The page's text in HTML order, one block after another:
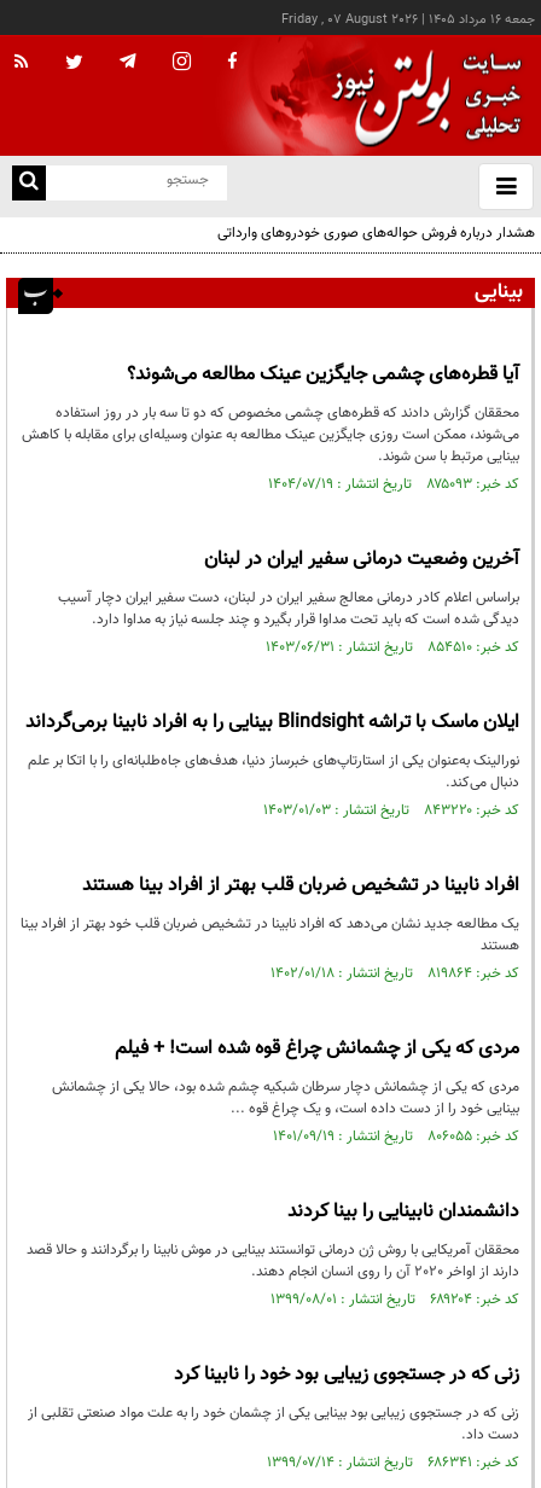
جمعه ۱۶ مرداد ۱۴۰۵ |
Friday , 07 August 2026
باز
و
هشدار درباره فروش حواله‌های صوری خودروهای وارداتی
بینایی
آیا قطره‌های چشمی جایگزین عینک مطالعه می‌شوند؟
محققان گزارش دادند که قطره‌های چشمی مخصوص که دو تا سه بار در روز استفاده
می‌شوند، ممکن است روزی جایگزین عینک مطالعه به عنوان وسیله‌ای برای مقابله با کاهش
بینایی مرتبط با سن شوند.
کد خبر: ۸۷۵۰۹۳ تاریخ انتشار : ۱۴۰۴/۰۷/۱۹
آخرین وضعیت درمانی سفیر ایران در لبنان
براساس اعلام کادر درمانی معالج سفیر ایران در لبنان، دست سفیر ایران دچار آسیب
دیدگی شده است که باید تحت مداوا قرار بگیرد و چند جلسه نیاز به مداوا دارد.
کد خبر: ۸۵۴۵۱۰ تاریخ انتشار : ۱۴۰۳/۰۶/۳۱
ایلان ماسک با تراشه Blindsight بینایی را به افراد نابینا برمی‌گرداند‌‌‌‌‌‌
نورالینک به‌عنوان یکی از استارتاپ‌های خبرساز دنیا، هدف‌های جاه‌طلبانه‌ای را با اتکا بر علم
دنبال می‌کند.
کد خبر: ۸۴۳۲۲۰ تاریخ انتشار : ۱۴۰۳/۰۱/۰۳
افراد نابینا در تشخیص ضربان قلب بهتر از افراد بینا هستند
یک مطالعه جدید نشان می‌دهد که افراد نابینا در تشخیص ضربان قلب خود بهتر از افراد بینا
هستند
کد خبر: ۸۱۹۸۶۴ تاریخ انتشار : ۱۴۰۲/۰۱/۱۸
مردی که یکی از چشمانش چراغ قوه شده است! + فیلم
مردی که یکی از چشمانش دچار سرطان شبکیه چشم شده بود، حالا یکی از چشمانش
بینایی خود را از دست داده است، و یک چراغ قوه ...
کد خبر: ۸۰۶۰۵۵ تاریخ انتشار : ۱۴۰۱/۰۹/۱۹
دانشمندان نابینایی را بینا کردند
محققان آمریکایی با روش ژن درمانی توانستند بینایی در موش نابینا را برگردانند و حالا قصد
دارند از اواخر 2020 آن را روی انسان انجام دهند.
کد خبر: ۶۸۹۲۰۴ تاریخ انتشار : ۱۳۹۹/۰۸/۰۱
زنی که در جستجوی زیبایی بود خود را نابینا کرد
زنی که در جستجوی زیبایی بود بینایی یکی از چشمان خود را به علت مواد صنعتی تقلبی از
دست داد.
کد خبر: ۶۸۶۳۴۱ تاریخ انتشار : ۱۳۹۹/۰۷/۱۴